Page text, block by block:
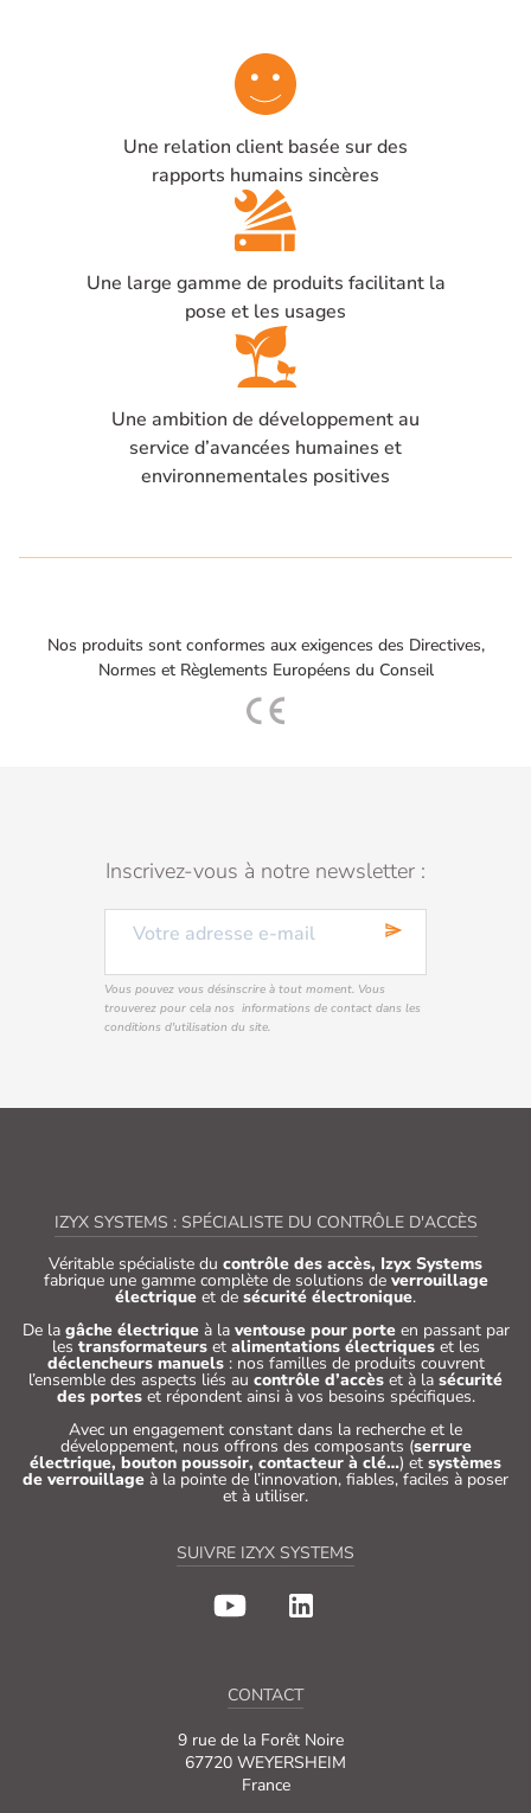
Une relation client basée sur des
rapports humains sincères
Une large gamme de produits facilitant la
pose et les usages
Une ambition de développement au
service d’avancées humaines et
environnementales positives
Nos produits sont conformes aux exigences des Directives,
Normes et Règlements Européens du Conseil
Inscrivez-vous à notre newsletter :
send
Vous pouvez vous désinscrire à tout moment. Vous
trouverez pour cela nos informations de contact dans les
conditions d'utilisation du site.
IZYX SYSTEMS : SPÉCIALISTE DU CONTRÔLE D'ACCÈS
Véritable spécialiste du contrôle des accès, Izyx Systems
fabrique une gamme complète de solutions de verrouillage
électrique et de sécurité électronique.
De la gâche électriqueà la ventouse pour porteen passant par
les transformateurset alimentations électriqueset les
déclencheurs manuels: nos familles de produits couvrent
l’ensemble des aspects liés au contrôle d’accès et à la sécurité
des porteset répondent ainsi à vos besoins spécifiques.
Avec un engagement constant dans la recherche et le
développement, nous offrons des composants (serrure
électrique, bouton poussoir, contacteur à clé…) et systèmes
de verrouillage à la pointe de l’innovation, fiables, faciles à poser
et à utiliser.
SUIVRE IZYX SYSTEMS
CONTACT
9 rue de la Forêt Noire
67720 WEYERSHEIM
France